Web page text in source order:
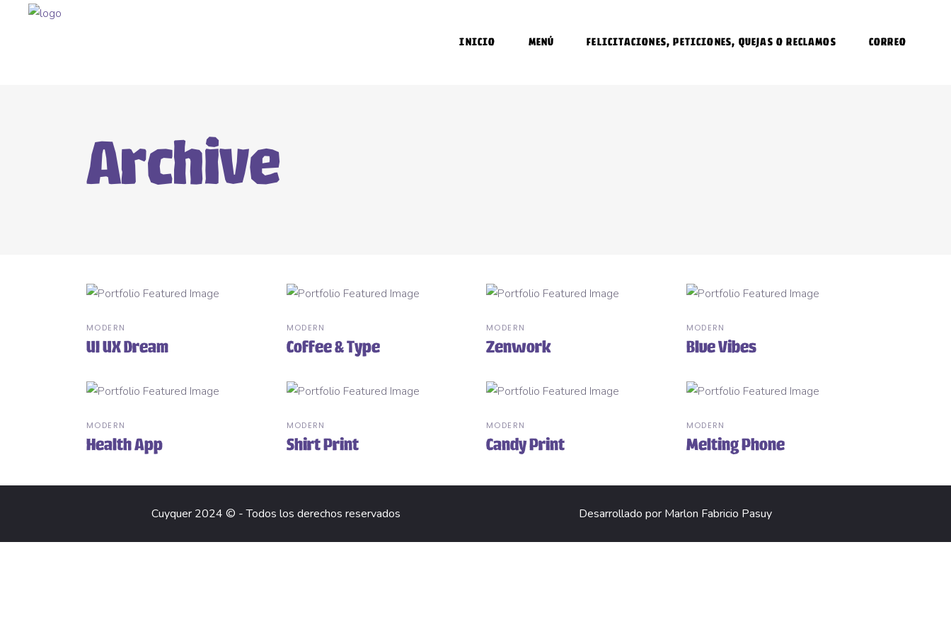
INICIO MENÚ FELICITACIONES, PETICIONES, QUEJAS O RECLAMOS CORREO
Archive
MODERN
UI UX Dream
MODERN
Coffee & Type
MODERN
Zenwork
MODERN
Blue Vibes
MODERN
Health App
MODERN
Shirt Print
MODERN
Candy Print
MODERN
Melting Phone
Cuyquer 2024 © - Todos los derechos reservados Desarrollado por Marlon Fabricio Pasuy